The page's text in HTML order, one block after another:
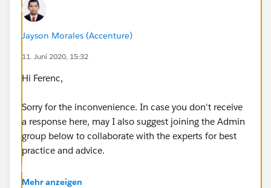
Jayson Morales (Accenture)
11. Juni 2020, 15:32
Hi Ferenc,
Sorry for the inconvenience. In case you don't receive
a response here, may I also suggest joining the Admin
group below to collaborate with the experts for best
practice and advice.
https://success.salesforce.com/_ui/core/chatter/gro
Mehr anzeigen